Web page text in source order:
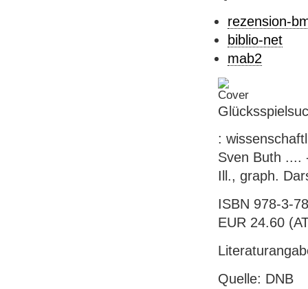
rezension-
biblio-net
mab2
:
Sven Buth ....
Ill., graph.
ISBN 978-3-
EUR 24.60
Quelle: DNB